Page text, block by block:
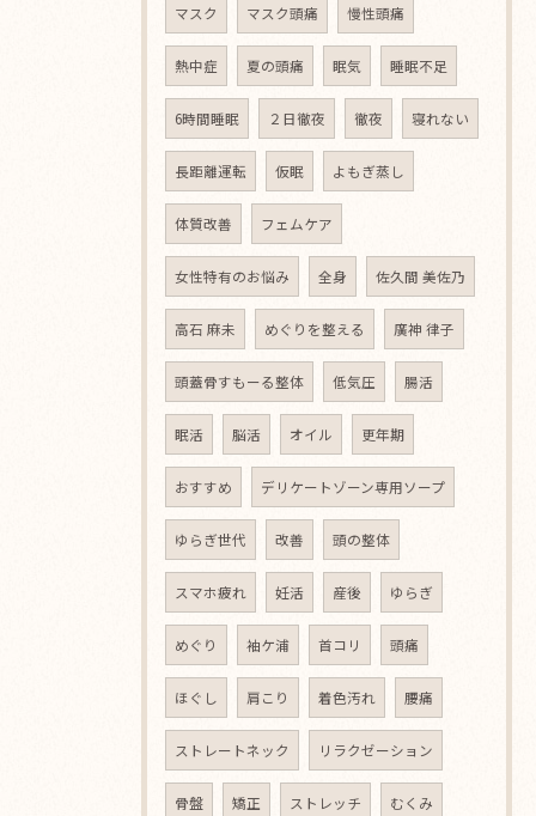
マスク マスク頭痛 慢性頭痛
熱中症 夏の頭痛 眠気 睡眠不足
6時間睡眠 ２日徹夜 徹夜 寝れない
長距離運転 仮眠 よもぎ蒸し
体質改善 フェムケア
女性特有のお悩み 全身 佐久間 美佐乃
高石 麻未 めぐりを整える 廣神 律子
頭蓋骨すもーる整体 低気圧 腸活
眠活 脳活 オイル 更年期
おすすめ デリケートゾーン専用ソープ
ゆらぎ世代 改善 頭の整体
スマホ疲れ 妊活 産後 ゆらぎ
めぐり 袖ケ浦 首コリ 頭痛
ほぐし 肩こり 着色汚れ 腰痛
ストレートネック リラクゼーション
骨盤 矯正 ストレッチ むくみ